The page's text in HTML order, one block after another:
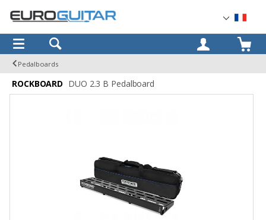
OK
Pedalboards
ROCKBOARD DUO 2.3 B Pedalboard